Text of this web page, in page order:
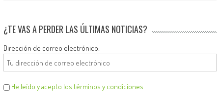
¿TE VAS A PERDER LAS ÚLTIMAS NOTICIAS?
Dirección de correo electrónico:
He leído y acepto los términos y condiciones